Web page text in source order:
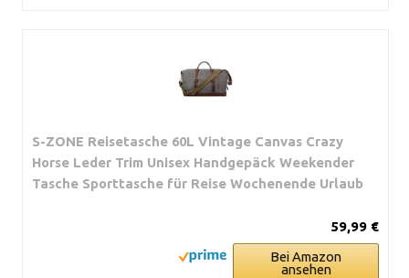
S-ZONE Reisetasche 60L Vintage Canvas Crazy
Horse Leder Trim Unisex Handgepäck Weekender
Tasche Sporttasche für Reise Wochenende Urlaub
59,99 €
Bei Amazon
ansehen